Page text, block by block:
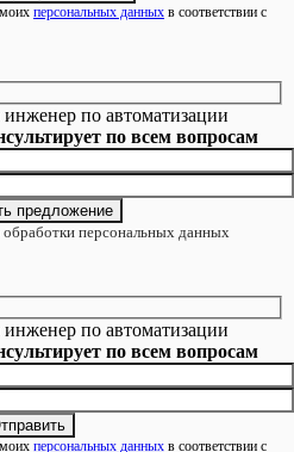
персональных данных в соответствии с
по автоматизации
по всем вопросам
персональных данных
по автоматизации
по всем вопросам
персональных данных в соответствии с